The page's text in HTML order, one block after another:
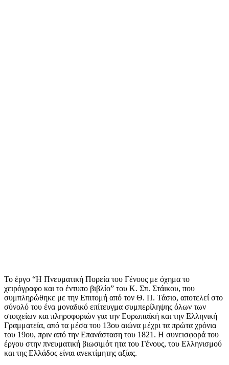
Το έργο “Η Πνευματική Πορεία του Γένους με όχημα το
χειρόγραφο και το έντυπο βιβλίο” του Κ. Σπ. Στάικου, που
συμπληρώθηκε με την Επιτομή από τον Θ. Π. Τάσιο, αποτελεί στο
σύνολό του ένα μοναδικό επίτευγμα συμπερίληψης όλων των
στοιχείων και πληροφοριών για την Ευρωπαϊκή και την Ελληνική
Γραμματεία, από τα μέσα του 13ου αιώνα μέχρι τα πρώτα χρόνια
του 19ου, πριν από την Επανάσταση του 1821. Η συνεισφορά του
έργου στην πνευματική βιωσιμότ ητα του Γένους, του Ελληνισμού
και της Ελλάδος είναι ανεκτίμητης αξίας.